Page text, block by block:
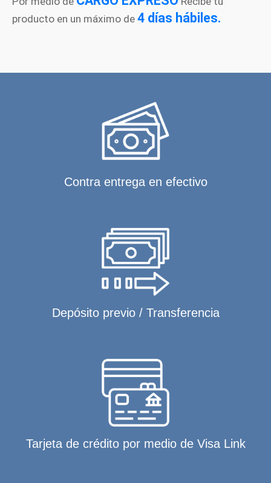
producto en un máximo de 4 días hábiles.
Contra entrega en efectivo
Depósito previo / Transferencia
Tarjeta de crédito por medio de Visa Link